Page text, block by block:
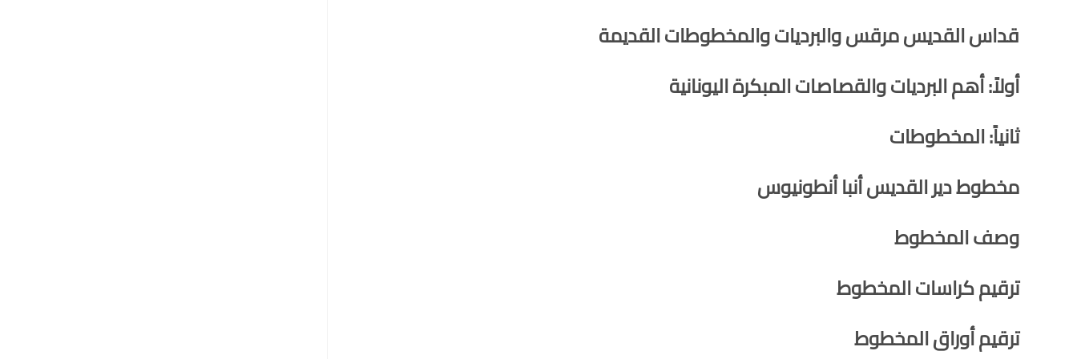
قداس القديس مرقس والبرديات والمخطوطات القديمة
أولاً: أهم البرديات والقصاصات المبكرة اليونانية
ثانياً: المخطوطات
مخطوط دير القديس أنبا أنطونيوس
وصف المخطوط
ترقيم كراسات المخطوط
ترقيم أوراق المخطوط